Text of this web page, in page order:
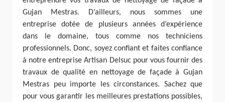
Gujan Mestras. D’ailleurs, nous sommes une
entreprise dotée de plusieurs années d’expérience
dans le domaine, tous comme nos techniciens
professionnels. Donc, soyez confiant et faites confiance
à notre entreprise Artisan Delsuc pour vous fournir des
travaux de qualité en nettoyage de façade à Gujan
Mestras peu importe les circonstances. Sachez que
pour vous garantir les meilleures prestations possibles,